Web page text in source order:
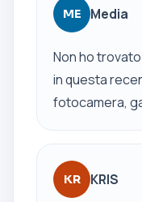
ME Media
Non ho
in questa
fotocamera,
KR KRIS